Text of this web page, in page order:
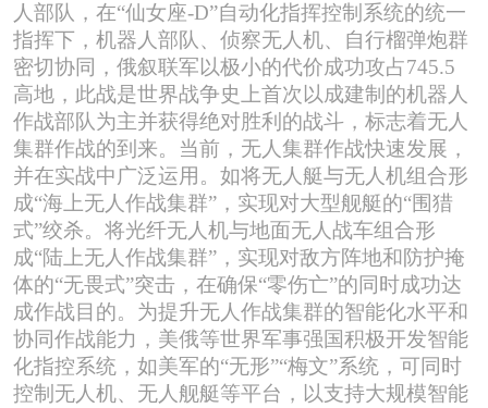
人部队，在“仙女座-D”自动化指挥控制系统的统一
指挥下，机器人部队、侦察无人机、自行榴弹炮群
密切协同，俄叙联军以极小的代价成功攻占745.5
高地，此战是世界战争史上首次以成建制的机器人
作战部队为主并获得绝对胜利的战斗，标志着无人
集群作战的到来。当前，无人集群作战快速发展，
并在实战中广泛运用。如将无人艇与无人机组合形
成“海上无人作战集群”，实现对大型舰艇的“围猎
式”绞杀。将光纤无人机与地面无人战车组合形
成“陆上无人作战集群”，实现对敌方阵地和防护掩
体的“无畏式”突击，在确保“零伤亡”的同时成功达
成作战目的。为提升无人作战集群的智能化水平和
协同作战能力，美俄等世界军事强国积极开发智能
化指控系统，如美军的“无形”“梅文”系统，可同时
控制无人机、无人舰艇等平台，以支持大规模智能